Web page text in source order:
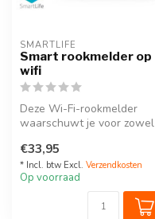
SMARTLIFE
Smart rookmelder op
wifi
Deze Wi-Fi-rookmelder
waarschuwt je voor zowel
toename...
€33,95
* Incl. btw Excl. Verzendkosten
Op voorraad